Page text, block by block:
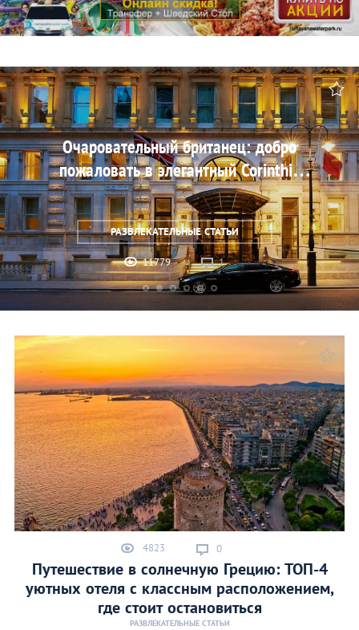
Очаровательный британец: добро
пожаловать в элегантный Corinthia
Hotel London
РАЗВЛЕКАТЕЛЬНЫЕ СТАТЬИ
11779 1
4823 0
Путешествие в солнечную Грецию: ТОП-4
уютных отеля с классным расположением,
где стоит остановиться
РАЗВЛЕКАТЕЛЬНЫЕ СТАТЬИ